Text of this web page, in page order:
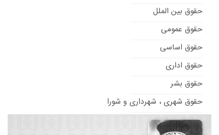
حقوق بین الملل
حقوق عمومی
حقوق اساسی
حقوق اداری
حقوق بشر
حقوق شهری ، شهرداری و شورا
حقوق تطبیقی